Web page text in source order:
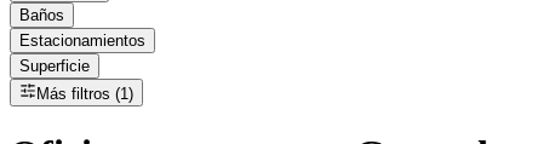
Baños
Estacionamientos
Superficie
Más filtros (1)